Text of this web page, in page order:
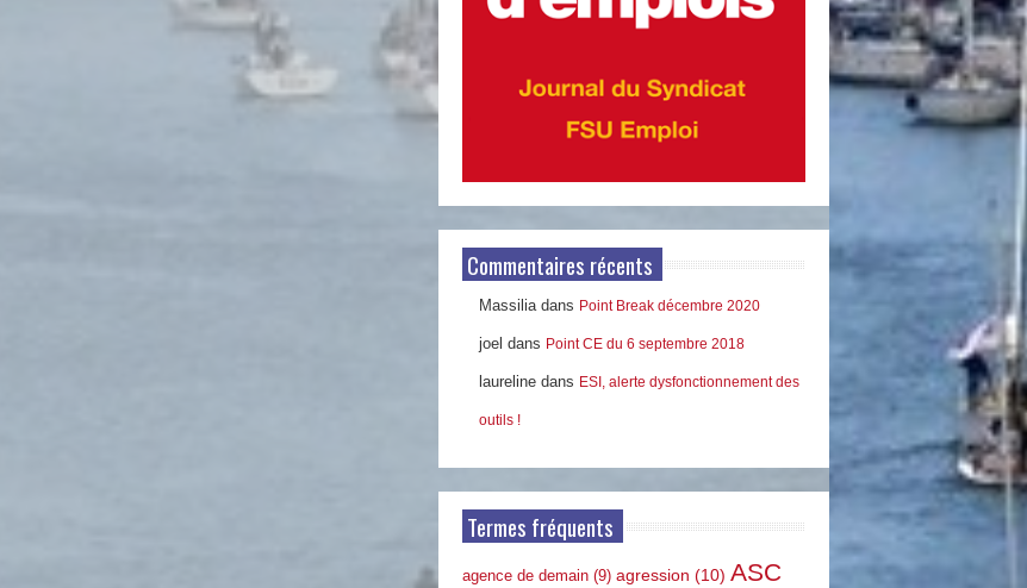
Commentaires récents
Massilia dans Point Break décembre 2020
joel dans Point CE du 6 septembre 2018
laureline dans ESI, alerte dysfonctionnement des
outils !
Termes fréquents
agence de demain (9) agression (10) ASC